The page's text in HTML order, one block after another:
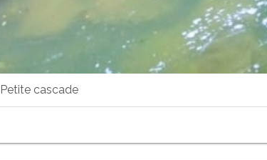
Petite cascade